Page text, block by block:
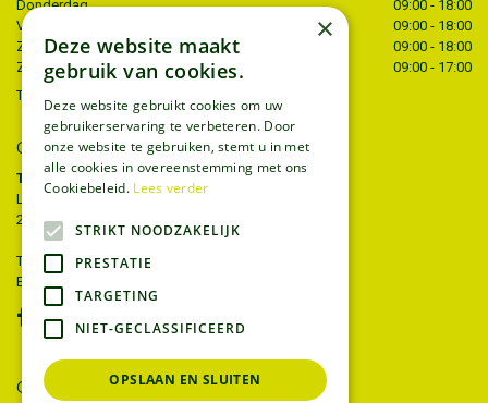
Donderdag
09:00 - 18:00
Vrijdag
09:00 - 18:00
Zaterdag
09:00 - 18:00
Zondag
09:00 - 17:00
Toon alle openingstijden
CONTACT
Tuincentrum Thiels
Liersesteenweg 68
2221 Heist-op-den-berg
T.
015 22 27 52
E.
GEEF UW MENING
×
Deze website maakt
gebruik van cookies.
Deze website gebruikt cookies om uw
gebruikerservaring te verbeteren. Door
onze website te gebruiken, stemt u in met
alle cookies in overeenstemming met ons
Cookiebeleid. Lees verder
STRIKT NOODZAKELIJK
PRESTATIE
TARGETING
NIET-GECLASSIFICEERD
OPSLAAN EN SLUITEN